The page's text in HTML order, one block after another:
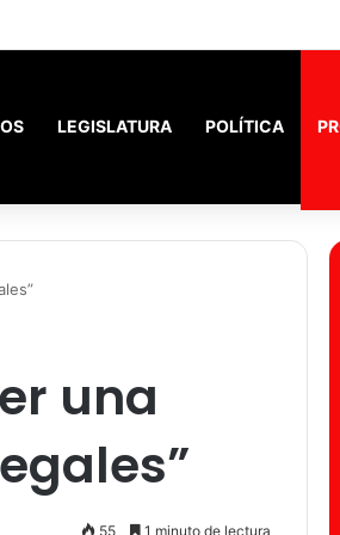
LEGISLATURA POLÍTICA
una
55 1 minuto de lectura